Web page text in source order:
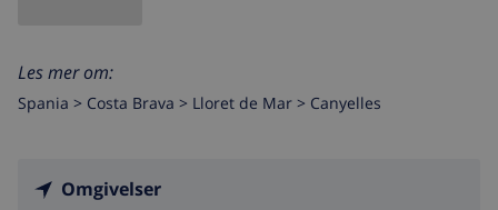
Les mer om:
Spania > Costa Brava > Lloret de Mar > Canyelles
Omgivelser